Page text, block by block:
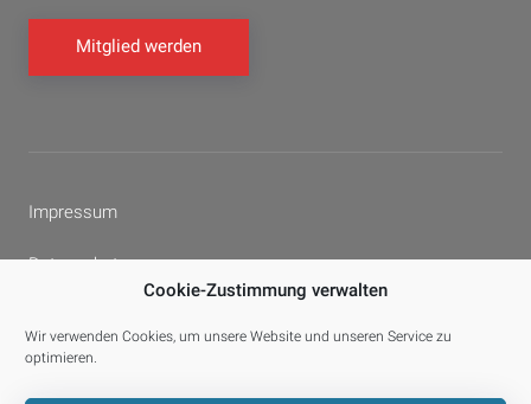
Cookie-Zustimmung verwalten
Wir verwenden Cookies, um unsere Website und unseren Service zu
optimieren.
Mitglied werden
Impressum
Datenschutz